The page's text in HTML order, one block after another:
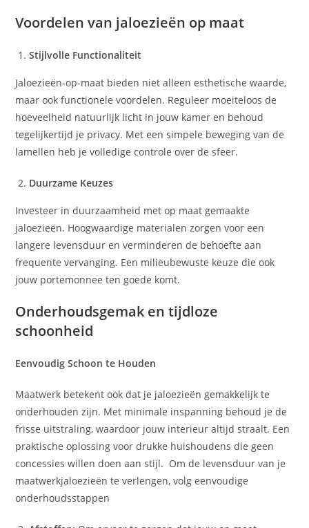
Voordelen van jaloezieën op maat
Stijlvolle Functionaliteit
Jaloezieën-op-maat bieden niet alleen esthetische waarde,
maar ook functionele voordelen. Reguleer moeiteloos de
hoeveelheid natuurlijk licht in jouw kamer en behoud
tegelijkertijd je privacy. Met een simpele beweging van de
lamellen heb je volledige controle over de sfeer.
Duurzame Keuzes
Investeer in duurzaamheid met op maat gemaakte
jaloezieën. Hoogwaardige materialen zorgen voor een
langere levensduur en verminderen de behoefte aan
frequente vervanging. Een milieubewuste keuze die ook
jouw portemonnee ten goede komt.
Onderhoudsgemak en tijdloze
schoonheid
Eenvoudig Schoon te Houden
Maatwerk betekent ook dat je jaloezieën gemakkelijk te
onderhouden zijn. Met minimale inspanning behoud je de
frisse uitstraling, waardoor jouw interieur altijd straalt. Een
praktische oplossing voor drukke huishoudens die geen
concessies willen doen aan stijl. Om de levensduur van je
maatwerkjaloezieën te verlengen, volg eenvoudige
onderhoudsstappen